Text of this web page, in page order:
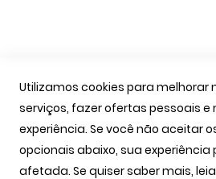
contínua
equipamentos de
tecnologia óptica
uma equipa
especializados.
Utilizamos cookies para melhorar
serviços, fazer ofertas pessoais e
experiência. Se você não aceitar
opcionais abaixo, sua experiência
afetada. Se quiser saber mais,